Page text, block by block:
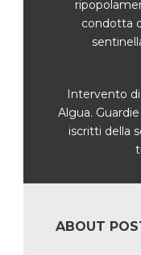
condotta
Intervento
Algua.
iscritti della
ABOUT